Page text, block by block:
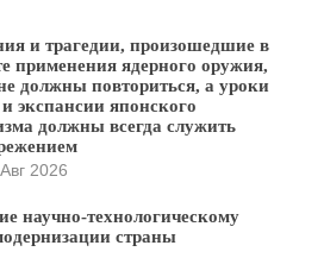
и трагедии, произошедшие в
применения ядерного оружия,
должны повториться, а уроки
и экспансии японского
должны всегда служить
2026
научно-технологическому
страны